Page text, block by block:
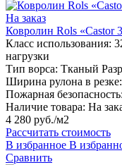
На заказ
Ковролин Rols «Castor
Класс использования:
нагрузки
Тип ворса: Тканый
Ширина рулона в резке:
Пожарная безопасность:
Наличие товара: На
4 280 руб./м2
Рассчитать стоимость
В избранное В
Сравнить